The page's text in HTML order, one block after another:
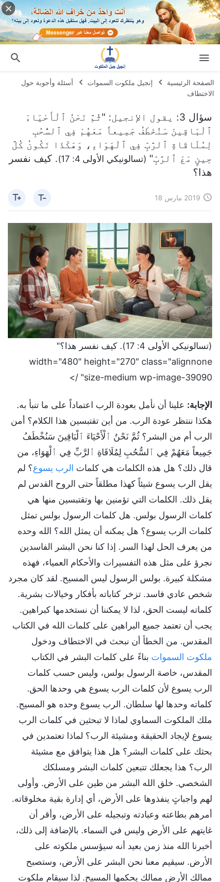
الصفحة الرئيسية إنجيل ملكوت السموات
أسئلة وأجوبة حول
الاختطاف
سؤال 3: يقول الإنجيل: "ثُمَّ نَحْنُ ٱلْأَحْيَاءَ
ٱلْبَاقِينَ سَنُخْطَفُ جَمِيعاً مَعَهُمْ فِي ٱلسُّحُبِ
لِمُلَاقَاةِ ٱلرَّبِّ فِي ٱلْهَوَاءِ، وَهَكَذَا نَكُونُ كُلَّ
حِينٍ مَعَ ٱلرَّبِّ" (تسالونيكي الأولى 4: 17)
. كيف نفسر
هذا؟
2019 مارس 18
(تسالونيكي الأولى 4: 17). كيف نفسر هذا؟"
width="480" height="270" class="alignnone
size-medium wp-image-39090" />
الإجابة: علينا أن نأمل بعودة الرب اعتماداً على ما تنبأ به.
هكذا ننتظر عودة الرب. من أين تقتبسين هذا الكلام؟ أمن
الرب أم من البشر؟ ثُمَّ نَحْنُ ٱلْأَحْيَاءَ ٱلْبَاقِينَ سَنُخْطَفُ
جَمِيعاً مَعَهُمْ فِي ٱلسُّحُبِ لِمُلَاقَاةِ ٱلرَّبِّ فِي ٱلْهَوَاءِ، من
قال ذلك؟ هل هذه الكلمات هي كلمات الرب يسوع؟ لم
يقل الرب يسوع شيئاً كهذا مطلقاً حتى الروح القدس لم
يقل ذلك. الكلمات التي تؤمنين بها وتقتبسين منها هي
كلمات الرسول بولس. هل كلمات الرسول بولس تمثل
كلمات الرب يسوع؟ هل يمكنه أن يمثل الله؟ الله وحده
من يعرف الحل لهذا السر. إذا كنا نحن البشر الفاسدين
نجرؤ على مثل هذه التفسيرات والأحكام العمياء، فهذه
مشكلة كبيرة. بولس الرسول ليس المسيح. لقد كان مجرد
شخص عادي فاسد. تزخر كتاباته بأفكار وخيالات بشرية.
كلماته ليست الحق، لذا لا يمكننا أن نستخدمها كبراهين.
يجب أن تعتمد جميع البراهين على كلمات الله في الكتاب
المقدس. من الخطأ أن نبحث في الاختطاف ودخول
ملكوت السموات بناءً على كلمات البشر في الكتاب
المقدس، خاصة الرسول بولس، وليس حسب كلمات
الرب يسوع لأن كلمات الرب يسوع هي وحدها الحق.
كلماته وحدها لها سلطان. الرب يسوع وحده هو المسيح.
ملك الملكوت السماوي لماذا لا تبحثين في كلمات الرب
يسوع لإيجاد الحقيقة ومشيئة الرب؟ لماذا تعتمدين في
بحثك على كلمات البشر؟ هل هذا يتوافق مع مشيئة
الرب؟ هذا يجعلك تتبعين كلمات البشر ومسلكك
الشخصي. خلق الله البشر من طين على الأرض. وأولى
لهم واجباتٍ ينفذوها على الأرض، أي إدارة بقية مخلوقاته.
أمرهم بطاعته وعبادته وتبجيله على الأرض، وأقر أن
غايتهم على الأرض وليس في السماء. بالإضافة إلى ذلك،
أخبرنا الله منذ زمن بعيد أنه سيؤسس ملكوته على
الأرض. سيقيم معنا نحن البشر على الأرض، وستصبح
ممالك الأرض ممالك يحكمها المسيح. لذا سيقام ملكوت